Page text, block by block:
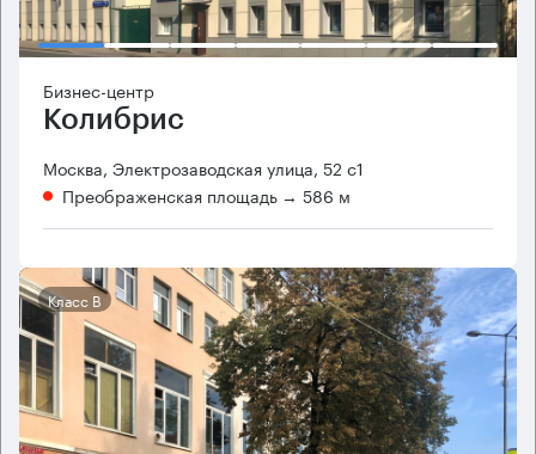
Бизнес-центр
Колибрис
Москва, Электрозаводская улица, 52 с1
Преображенская площадь → 586 м
Класс B